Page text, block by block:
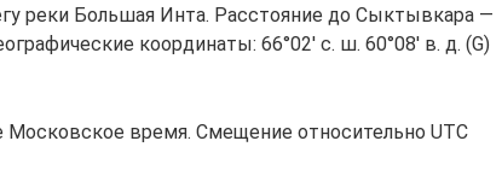
реки Большая Инта. Расстояние до Сыктывкара —
координаты: 66°02′ с. ш. 60°08′ в. д. (G)
Московское время. Смещение относительно UTC